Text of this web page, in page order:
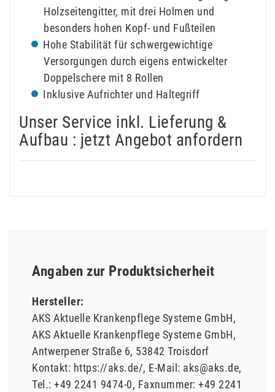
Holzseitengitter, mit drei Holmen und
besonders hohen Kopf- und Fußteilen
Hohe Stabilität für schwergewichtige
Versorgungen durch eigens entwickelter
Doppelschere mit 8 Rollen
Inklusive Aufrichter und Haltegriff
Unser Service inkl. Lieferung &
Aufbau : jetzt Angebot anfordern
Angaben zur Produktsicherheit
Hersteller:
AKS Aktuelle Krankenpflege Systeme GmbH
AKS Aktuelle Krankenpflege Systeme GmbH
Antwerpener Straße 6 53842 Troisdorf
Kontakt: https://aks.de/ E-Mail: aks@aks.de
Tel.: +49 2241 9474-0 Faxnummer: +49 2241